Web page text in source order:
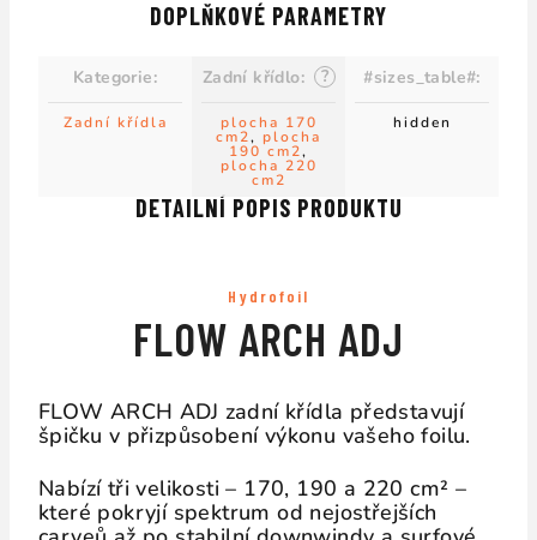
DETAILNÍ POPIS PRODUKTU
Hydrofoil
FLOW ARCH ADJ
FLOW ARCH ADJ zadní křídla představují
špičku v přizpůsobení výkonu vašeho foilu.
Nabízí tři velikosti – 170, 190 a 220 cm² –
které pokryjí spektrum od nejostřejších
DOPLŇKOVÉ PARAMETRY
Kategorie:
Zadní křídla
?
Zadní křídlo:
plocha 170
cm2, plocha
190 cm2,
plocha 220
cm2
#sizes_table#:
hidden